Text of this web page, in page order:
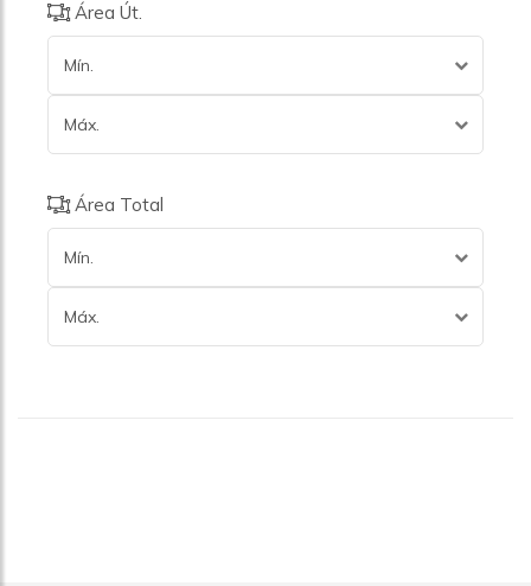
Área Út.
Mín.
Máx.
Área Total
Mín.
Máx.